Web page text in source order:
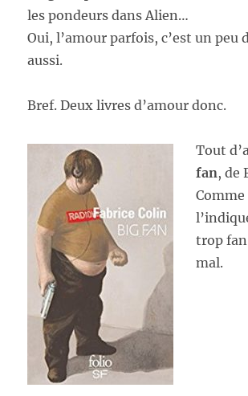
les pondeurs dans Alien…
Oui, l’amour parfois, c’est un peu
aussi.
Bref. Deux livres d’amour donc.
Tout
fan, de
trop
mal.